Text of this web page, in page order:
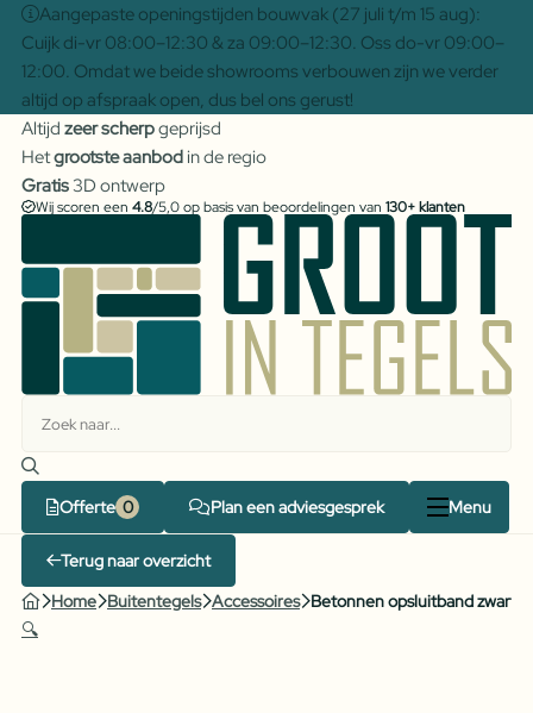
Aangepaste openingstijden bouwvak (27 juli t/m 15 aug):
Cuijk di-vr 08:00–12:30 & za 09:00–12:30. Oss do-vr 09:00–
12:00. Omdat we beide showrooms verbouwen zijn we verder
altijd op afspraak open, dus bel ons gerust!
Altijd zeer scherpgeprijsd
Hetgrootste aanbodin de regio
Gratis3D ontwerp
Wij scoren een 4.8/5,0 op basis van beoordelingen van 130+ klanten
Offerte Plan een adviesgesprek Menu
Terug naar overzicht
Home Buitentegels Accessoires Betonnen opsluitband zwart
🔍